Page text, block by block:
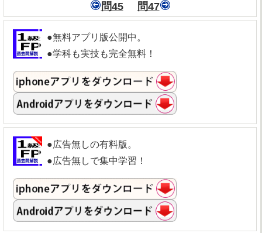
問45 問47
●無料アプリ版公開中。
●学科も実技も完全無料！
●広告無しの有料版。
●広告無しで集中学習！